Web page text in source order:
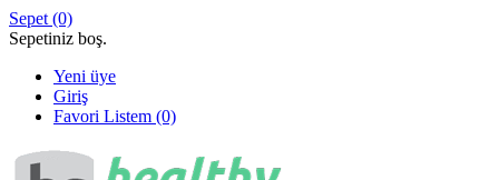
Sepet (0)
Sepetiniz boş.
Yeni üye
Giriş
Favori Listem (0)